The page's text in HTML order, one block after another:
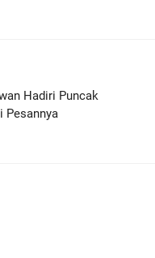
Hadiri Puncak
Pesannya